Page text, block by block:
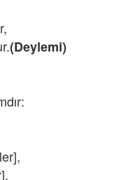
(Deylemi)